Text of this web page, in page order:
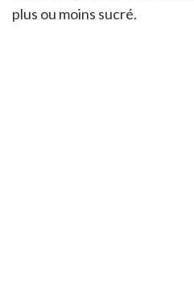
plus ou moins sucré.